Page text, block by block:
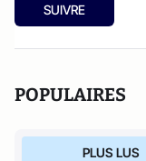
SUIVRE
POPULAIRES
PLUS LUS